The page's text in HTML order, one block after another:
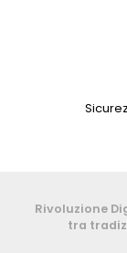
Rivoluzione
tra